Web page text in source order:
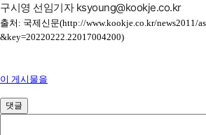
구시영 선임기자 ksyoung@kookje.co.kr
출처: 국제신문(http://www.kookje.co.kr/news2011/
&key=20220222.22017004200)
이 게시물을
댓글